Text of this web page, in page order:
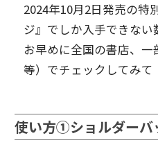
2024年10月2日発売の特
ジ』でしか入手できない
お早めに全国の書店、
等）でチェックしてみて
使い方①ショルダーバ